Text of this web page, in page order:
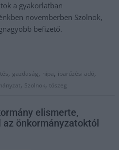
a gyakorlatban
novemberben Szolnok,
befizető.
, gazdaság, hipa, iparűzési adó,
, Szolnok, tószeg
elismerte,
önkormányzatoktól